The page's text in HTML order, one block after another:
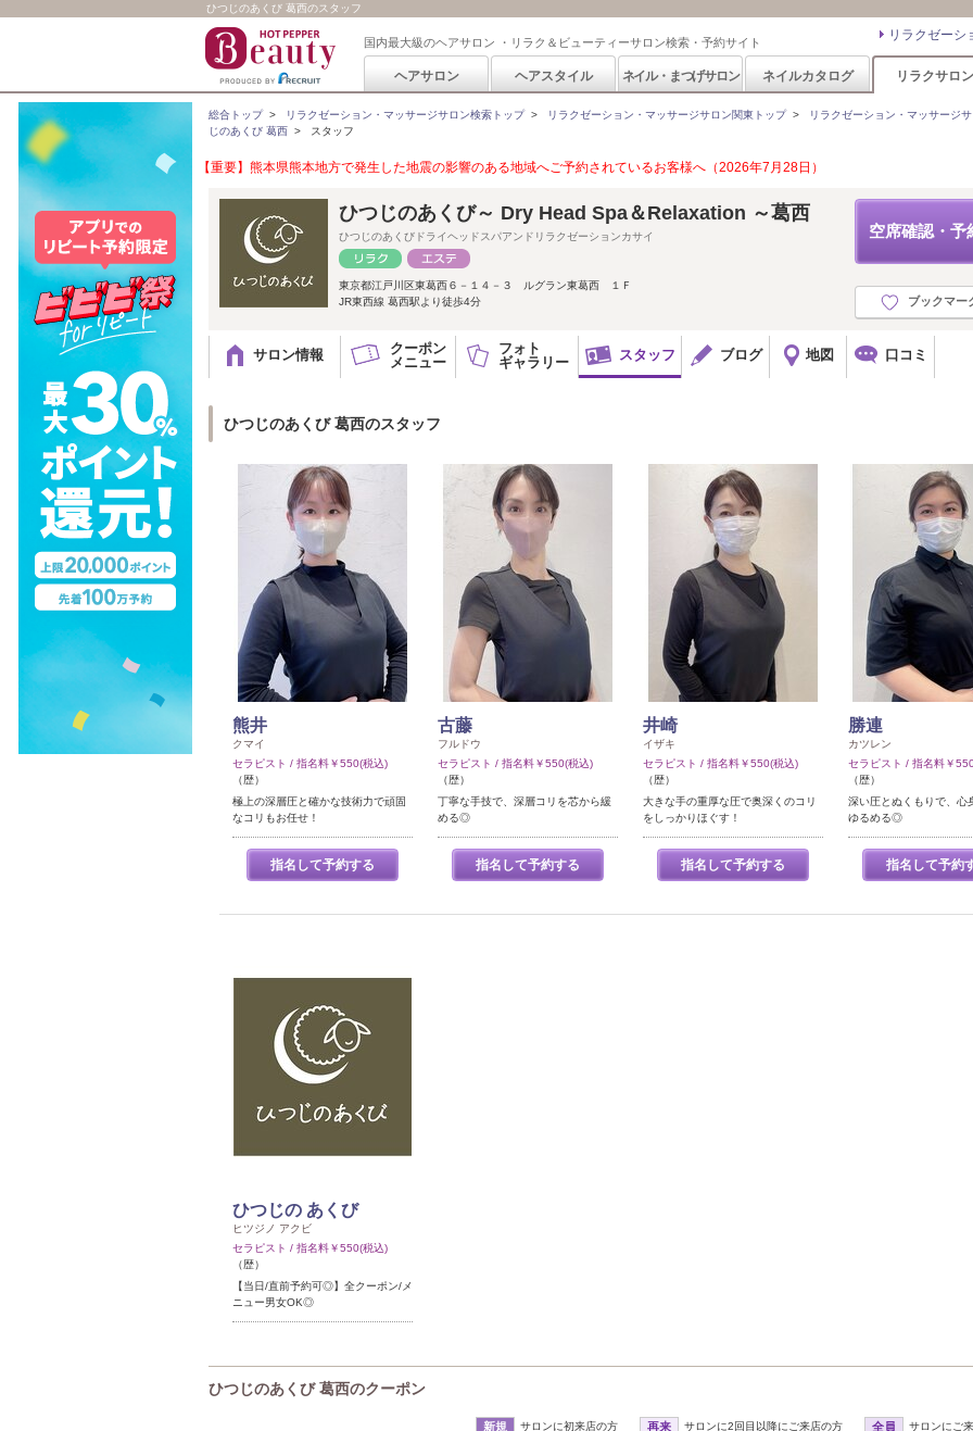
ひつじのあくび 葛西のスタッフ
国内最大級のヘアサロン ・リラク＆ビューティーサロン検索・予約サイト リラクゼーシ
ヘアサロン ヘアスタイル ネイル・まつげサロン ネイルカタログ リラクサロン
総合トップ> リラクゼーション・マッサージサロン検索トップ> リラクゼーション・マッサージサロン関東トップ> リラクゼーション・マッサージ
じのあくび 葛西 > スタッフ
【重要】熊本県熊本地方で発生した地震の影響のある地域へご予約されているお客様へ（2026年7月28日）
空席確認・予
ブックマー
ひつじのあくび～ Dry Head Spa＆Relaxation ～葛西
ひつじのあくびドライヘッドスパアンドリラクゼーションカサイ
東京都江戸川区東葛西６－１４－３ ルグラン東葛西 １Ｆ
JR東西線 葛西駅より徒歩4分
サロン情報
クーポン
メニュー
フォト
ギャラリー
スタッフ ブログ 地図 口コミ
ひつじのあくび 葛西のスタッフ
熊井
クマイ
セラピスト / 指名料￥550(税込)
（歴）
極上の深層圧と確かな技術力で頑固
なコリもお任せ！
指名して予約する
古藤
フルドウ
セラピスト / 指名料￥550(税込)
（歴）
丁寧な手技で、深層コリを芯から緩
める◎
指名して予約する
井崎
イザキ
セラピスト / 指名料￥550(税込)
（歴）
大きな手の重厚な圧で奥深くのコリ
をしっかりほぐす！
指名して予約する
勝連
カツレン
セラピスト / 指名料￥
（歴）
深い圧とぬくもりで、心
ゆるめる◎
指名して予約
ひつじの あくび
ヒツジノ アクビ
セラピスト / 指名料￥550(税込)
（歴）
【当日/直前予約可◎】全クーポン/メ
ニュー男女OK◎
ひつじのあくび 葛西のクーポン
新規 サロンに初来店の方 再来 サロンに2回目以降にご来店の方 全員 サロンにご